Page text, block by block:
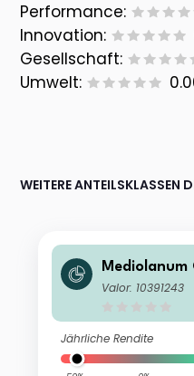
Performance:
Innovation:
Gesellschaft:
Umwelt:
WEITERE ANTEILSKLASSEN
Income S A
Valor: 10391243
Jährliche Rendite